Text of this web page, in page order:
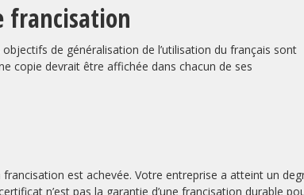
francisation
de généralisation de l’utilisation du français sont
copie devrait être affichée dans chacun de ses
est achevée. Votre entreprise a atteint un
n’est pas la garantie d’une francisation durable